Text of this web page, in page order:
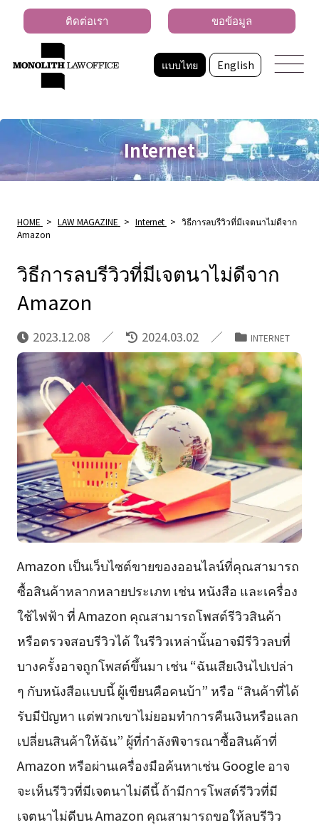
แบบไทย English
ติดต่อเรา ขอข้อมูล
Internet
HOME > LAW MAGAZINE > Internet > วิธีการลบรีวิวที่มีเจตนาไม่ดีจาก
Amazon
วิธีการลบรีวิวที่มีเจตนาไม่ดีจาก
Amazon
2023.12.08 2024.03.02 INTERNET
Amazon เป็นเว็บไซต์ขายของออนไลน์ที่คุณสามารถ
ซื้อสินค้าหลากหลายประเภท เช่น หนังสือ และเครื่อง
ใช้ไฟฟ้า ที่ Amazon คุณสามารถโพสต์รีวิวสินค้า
หรือตรวจสอบรีวิวได้ ในรีวิวเหล่านั้นอาจมีรีวิวลบที่
บางครั้งอาจถูกโพสต์ขึ้นมา เช่น “ฉันเสียเงินไปเปล่า
ๆ กับหนังสือแบบนี้ ผู้เขียนคือคนบ้า” หรือ “สินค้าที่ได้
รับมีปัญหา แต่พวกเขาไม่ยอมทำการคืนเงินหรือแลก
เปลี่ยนสินค้าให้ฉัน” ผู้ที่กำลังพิจารณาซื้อสินค้าที่
Amazon หรือผ่านเครื่องมือค้นหาเช่น Google อาจ
จะเห็นรีวิวที่มีเจตนาไม่ดีนี้ ถ้ามีการโพสต์รีวิวที่มี
เจตนาไม่ดีบน Amazon คุณสามารถขอให้ลบรีวิว